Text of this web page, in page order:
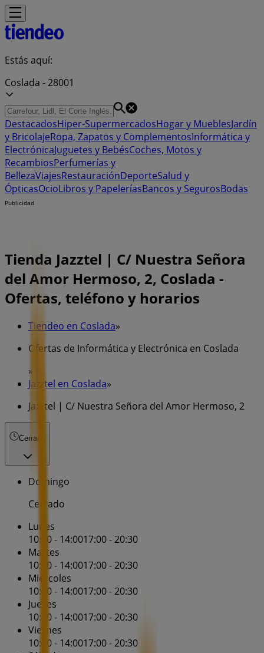
Estás aquí:
Coslada - 28001
DestacadosHiper-SupermercadosHogar y MueblesJardín
y BricolajeRopa, Zapatos y ComplementosInformática y
ElectrónicaJuguetes y BebésCoches, Motos y
RecambiosPerfumerías y
BellezaViajesRestauraciónDeporteSalud y
ÓpticasOcioLibros y PapeleríasBancos y SegurosBodas
Publicidad
Tienda Jazztel | C/ Nuestra Señora
del Amor Hermoso, 2, Coslada -
Ofertas, teléfono y horarios
Tiendeo en Coslada»
Ofertas de Informática y Electrónica en Coslada
»
Jazztel en Coslada»
Jazztel | C/ Nuestra Señora del Amor Hermoso, 2
Cerrado
Domingo
Cerrado
Lunes
10:00 - 14:0017:00 - 20:30
Martes
10:00 - 14:0017:00 - 20:30
Miércoles
10:00 - 14:0017:00 - 20:30
Jueves
10:00 - 14:0017:00 - 20:30
Viernes
10:00 - 14:0017:00 - 20:30